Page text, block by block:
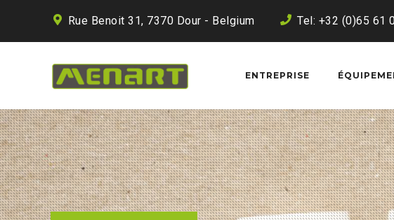
Rue Benoit 31, 7370 Dour - Belgium Tel: +32 (0)65 61
ENTREPRISE